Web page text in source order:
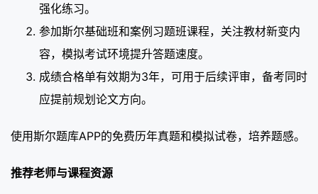
强化练习。
参加斯尔基础班和案例习题班课程，关注教材新变内
容，模拟考试环境提升答题速度。
成绩合格单有效期为3年，可用于后续评审，备考同时
应提前规划论文方向。
使用斯尔题库APP的免费历年真题和模拟试卷，培养题感。
推荐老师与课程资源